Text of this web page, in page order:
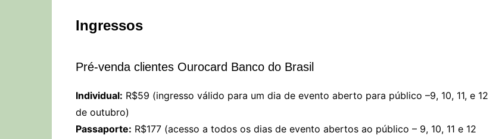
Ingressos
Pré-venda clientes Ourocard Banco do Brasil
Individual: R$59 (ingresso válido para um dia de evento aberto para público –9, 10, 11, e 12
de outubro)
Passaporte: R$177 (acesso a todos os dias de evento abertos ao público – 9, 10, 11 e 12